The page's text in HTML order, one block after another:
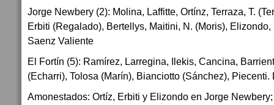
Jorge Newbery (2): Molina, Laffitte, Ortínz, Terraza, T.
Erbiti (Regalado), Bertellys, Maitini, N. (Moris), Elizondo,
Saenz Valiente
El Fortín (5): Ramírez, Larregina, Ilekis, Cancina,
(Echarri), Tolosa (Marín), Bianciotto (Sánchez),
Amonestados: Ortíz, Erbiti y Elizondo en Jorge